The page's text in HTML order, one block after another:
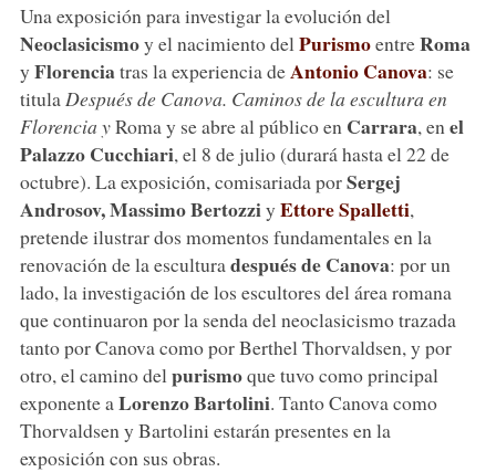
Una exposición para investigar la evolución del
Neoclasicismoy el nacimiento del PurismoentreRoma
y Florenciatras la experiencia deAntonio Canova: se
titula Después de Canova. Caminos de la escultura en
Florencia yRoma y se abre al público en Carrara, en el
Palazzo Cucchiari, el 8 de julio (durará hasta el 22 de
octubre). La exposición, comisariada porSergej
Androsov, Massimo Bertozziy Ettore Spalletti,
pretende ilustrar dos momentos fundamentales en la
renovación de la escultura después de Canova: por un
lado, la investigación de los escultores del área romana
que continuaron por la senda del neoclasicismo trazada
tanto por Canova como por Berthel Thorvaldsen, y por
otro, el camino del purismoque tuvo como principal
exponente a Lorenzo Bartolini. Tanto Canova como
Thorvaldsen y Bartolini estarán presentes en la
exposición con sus obras.